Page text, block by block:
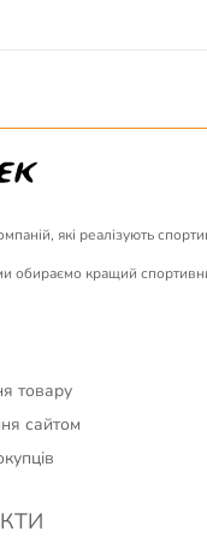
які реалізують
обираємо кращий
товару
сайтом